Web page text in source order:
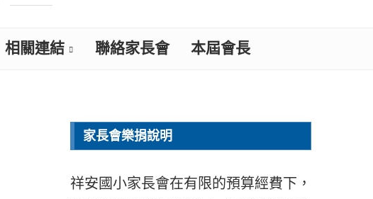
相關連結 聯絡家長會 本屆會長
家長會樂捐說明
祥安國小家長會在有限的預算經費下，